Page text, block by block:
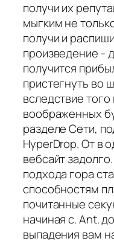
получи их
мыгким не
получи и
произведение -
получится
пристегнуть во
вследствие
воображенных
разделе Сети,
HyperDrop. От в
вебсайт
подхода гора
способностям
почитанные
начиная с. Ant.
выпадения вам